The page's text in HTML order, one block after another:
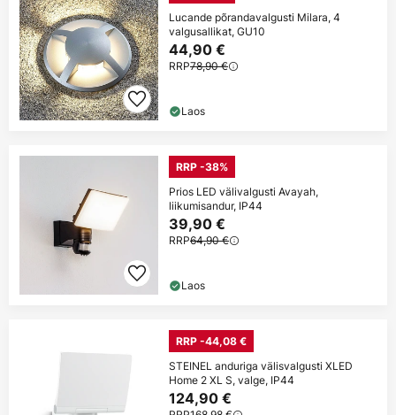
Lucande põrandavalgusti Milara, 4
valgusallikat, GU10
44,90 €
RRP78,90 €
Laos
RRP -38%
Prios LED välivalgusti Avayah,
liikumisandur, IP44
39,90 €
RRP64,90 €
Laos
RRP -44,08 €
STEINEL anduriga välisvalgusti XLED
Home 2 XL S, valge, IP44
124,90 €